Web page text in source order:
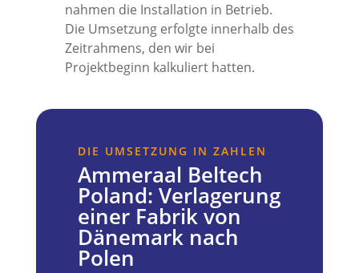
nahmen die Installation in Betrieb.
Die Umsetzung erfolgte innerhalb des
Zeitrahmens, den wir bei
Projektbeginn kalkuliert hatten.
DIE UMSETZUNG IN ZAHLEN
Ammeraal Beltech
Poland: Verlagerung
einer Fabrik von
Dänemark nach
Polen